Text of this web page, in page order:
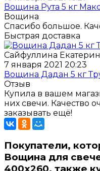
Вощина Рута 5 кг
Вощина
Спасибо большое.
Быстрая доставка
Сайфуллина
7 января 2021 20:23
Вощина Дадан 5 кг
Отзыв
Купила в вашем
них свечи. Качество
заказывать ещё!
Покупатели,
Вощина для
400х260, также